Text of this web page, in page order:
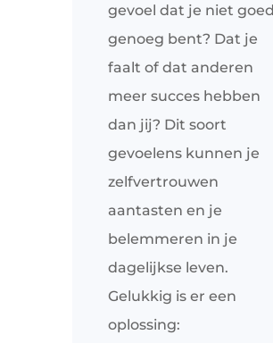
gevoel dat je niet goed
genoeg bent? Dat je
faalt of dat anderen
meer succes hebben
dan jij? Dit soort
gevoelens kunnen je
zelfvertrouwen
aantasten en je
belemmeren in je
dagelijkse leven.
Gelukkig is er een
oplossing: